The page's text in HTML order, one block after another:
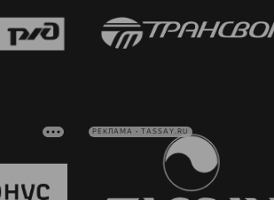
РЕКЛАМА • TASSAY.RU